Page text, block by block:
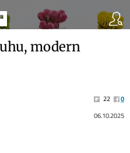
modern
22
0
06.10.2025